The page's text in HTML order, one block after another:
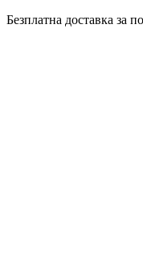
Безплатна доставка за